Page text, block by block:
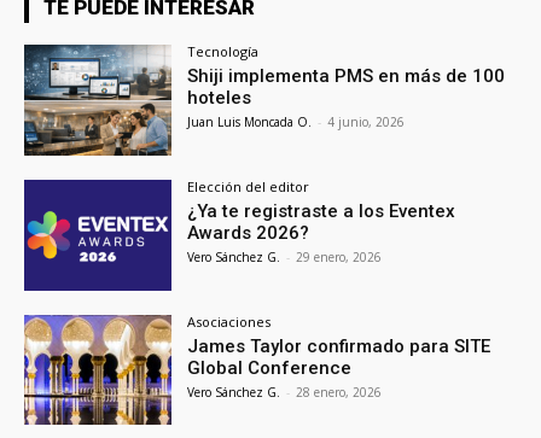
TE PUEDE INTERESAR
Tecnología
Shiji implementa PMS en más de 100
hoteles
Juan Luis Moncada O. - 4 junio, 2026
Elección del editor
¿Ya te registraste a los Eventex
Awards 2026?
Vero Sánchez G. - 29 enero, 2026
Asociaciones
James Taylor confirmado para SITE
Global Conference
Vero Sánchez G. - 28 enero, 2026